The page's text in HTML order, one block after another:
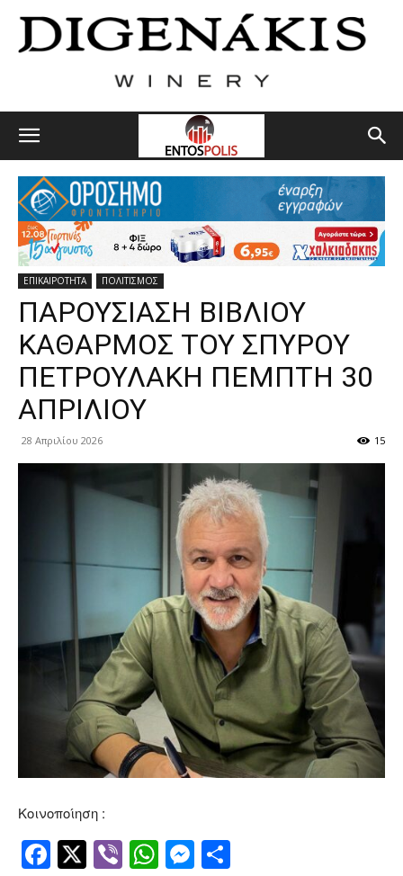
ΕΠΙΚΑΙΡΟΤΗΤΑ ΠΟΛΙΤΙΣΜΟΣ
ΠΑΡΟΥΣΙΑΣΗ ΒΙΒΛΙΟΥ
ΚΑΘΑΡΜΟΣ ΤΟΥ ΣΠΥΡΟΥ
ΠΕΤΡΟΥΛΑΚΗ ΠΕΜΠΤΗ 30
ΑΠΡΙΛΙΟΥ
28 Απριλίου 2026 15
Κοινοποίηση :
Facebook
Twitter
ViberWhatsApp
Messenger